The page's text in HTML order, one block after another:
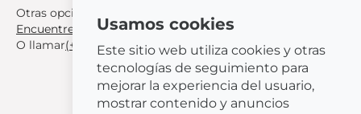
Otras opciones de compra:
Encuentre un distribuidor cerca de usted
O llamar(+420) 544 224 338.
Usamos cookies
Este sitio web utiliza cookies y otras
tecnologías de seguimiento para
mejorar la experiencia del usuario,
mostrar contenido y anuncios